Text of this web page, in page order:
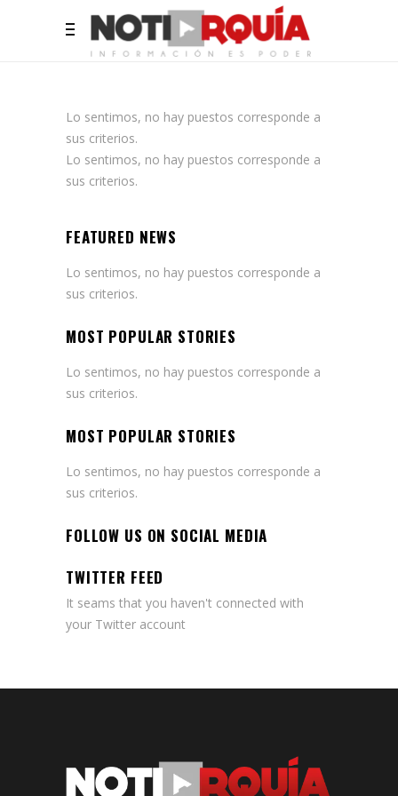
Lo sentimos, no hay puestos corresponde a
sus criterios.
Lo sentimos, no hay puestos corresponde a
sus criterios.
FEATURED NEWS
Lo sentimos, no hay puestos corresponde a
sus criterios.
MOST POPULAR STORIES
Lo sentimos, no hay puestos corresponde a
sus criterios.
MOST POPULAR STORIES
Lo sentimos, no hay puestos corresponde a
sus criterios.
FOLLOW US ON SOCIAL MEDIA
TWITTER FEED
It seams that you haven't connected with
your Twitter account